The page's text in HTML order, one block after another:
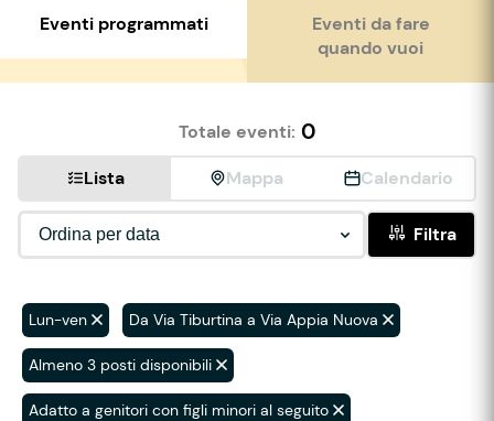
Eventi programmati
Eventi da fare
quando vuoi
Totale eventi: 0
Lista Mappa Calendario
Filtra
Lun-ven Da Via Tiburtina a Via Appia Nuova
Almeno 3 posti disponibili
Adatto a genitori con figli minori al seguito